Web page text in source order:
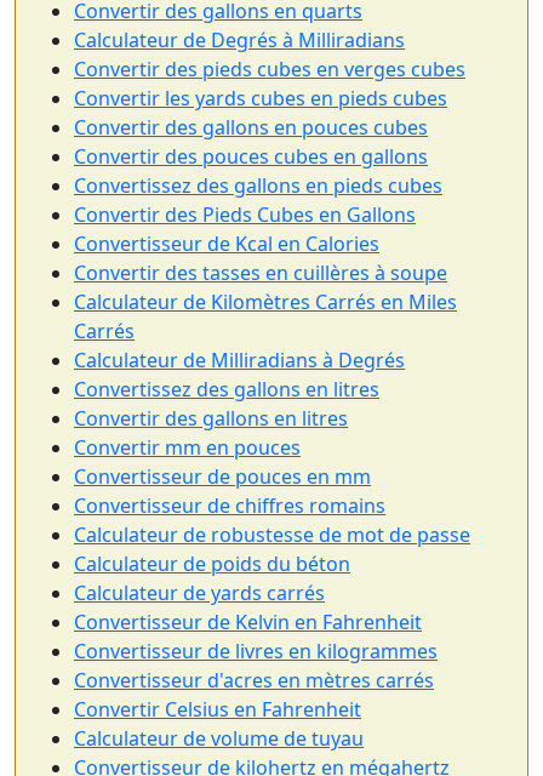
Convertir des gallons en quarts
Calculateur de Degrés à Milliradians
Convertir des pieds cubes en verges cubes
Convertir les yards cubes en pieds cubes
Convertir des gallons en pouces cubes
Convertir des pouces cubes en gallons
Convertissez des gallons en pieds cubes
Convertir des Pieds Cubes en Gallons
Convertisseur de Kcal en Calories
Convertir des tasses en cuillères à soupe
Calculateur de Kilomètres Carrés en Miles
Carrés
Calculateur de Milliradians à Degrés
Convertissez des gallons en litres
Convertir des gallons en litres
Convertir mm en pouces
Convertisseur de pouces en mm
Convertisseur de chiffres romains
Calculateur de robustesse de mot de passe
Calculateur de poids du béton
Calculateur de yards carrés
Convertisseur de Kelvin en Fahrenheit
Convertisseur de livres en kilogrammes
Convertisseur d'acres en mètres carrés
Convertir Celsius en Fahrenheit
Calculateur de volume de tuyau
Convertisseur de kilohertz en mégahertz